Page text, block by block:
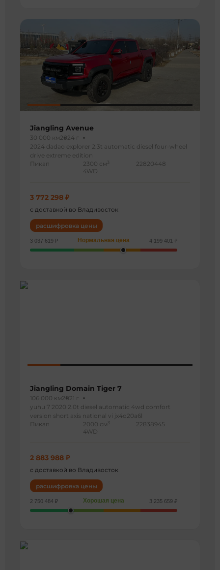
Jiangling Avenue
30 000 км2024 г
2024 dadao explorer 2.3t automatic diesel four-wheel
drive extreme edition
Пикап
2300 см 3
4WD
22820448
3 772 298 ₽
с доставкой во Владивосток
расшифровка цены
3 037 619 ₽ Нормальная цена 4 199 401 ₽
Jiangling Domain Tiger 7
106 000 км2021 г
yuhu 7 2020 2.0t diesel automatic 4wd comfort
version short axis national vi jx4d20a6l
Пикап
2000 см 3
4WD
22838945
2 883 988 ₽
с доставкой во Владивосток
расшифровка цены
2 750 484 ₽ Хорошая цена 3 235 659 ₽